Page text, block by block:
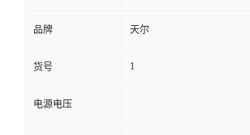
品牌 天尔
货号 1
电源电压